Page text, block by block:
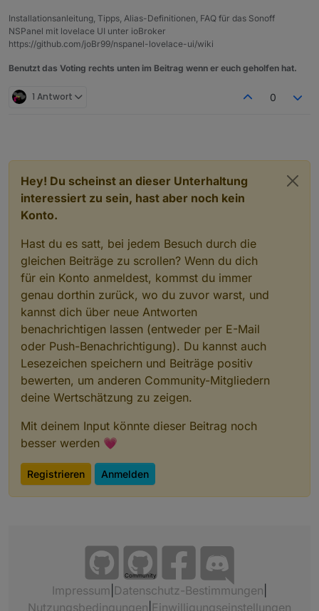
Installationsanleitung, Tipps, Alias-Definitionen, FAQ für das Sonoff
NSPanel mit lovelace UI unter ioBroker
https://github.com/joBr99/nspanel-lovelace-ui/wiki
Benutzt das Voting rechts unten im Beitrag wenn er euch geholfen hat.
1 Antwort 0
Hey! Du scheinst an dieser Unterhaltung
interessiert zu sein, hast aber noch kein
Konto.
Hast du es satt, bei jedem Besuch durch die
gleichen Beiträge zu scrollen? Wenn du dich
für ein Konto anmeldest, kommst du immer
genau dorthin zurück, wo du zuvor warst, und
kannst dich über neue Antworten
benachrichtigen lassen (entweder per E-Mail
oder Push-Benachrichtigung). Du kannst auch
Lesezeichen speichern und Beiträge positiv
bewerten, um anderen Community-Mitgliedern
deine Wertschätzung zu zeigen.
Mit deinem Input könnte dieser Beitrag noch
besser werden 💗
Registrieren Anmelden
Community
Impressum Datenschutz-Bestimmungen
Nutzungsbedingungen Einwilligungseinstellungen